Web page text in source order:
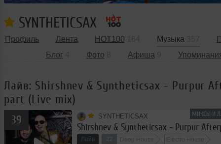
SYNTHETICSAX
Профиль Лента HOT100 Музыка
Блог
Фото Афиша
Лайв: Shirshnev & Syntheticsax - Purpur
part (Live mix)
МИКСЫ И
39 SYNTHETICSAX
Лайв 22 Deep House Electro House